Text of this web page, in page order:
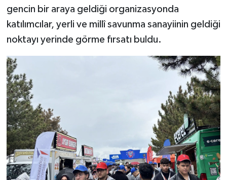
gencin bir araya geldiği organizasyonda
katılımcılar, yerli ve millî savunma sanayiinin geldiği
noktayı yerinde görme fırsatı buldu.